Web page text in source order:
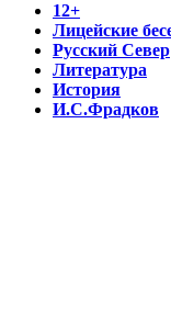
12+
Лицейские
Русский Север
Литература
История
И.С.Фрадков